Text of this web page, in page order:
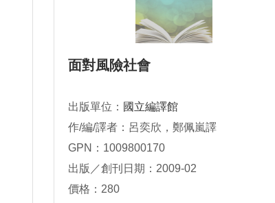
面對風險社會
出版單位： 國立編譯館
作/編/譯者：呂奕欣，鄭佩嵐譯
GPN：1009800170
出版／創刊日期：2009-02
價格：280